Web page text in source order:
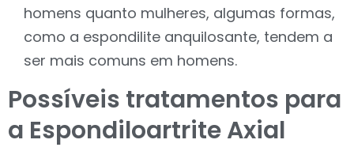
homens quanto mulheres, algumas formas,
como a espondilite anquilosante, tendem a
ser mais comuns em homens.
Possíveis tratamentos para
a Espondiloartrite Axial